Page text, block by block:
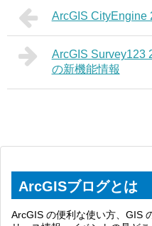
ArcGIS CityEngine
ArcGIS Survey123
の新機能情報
ArcGISブログとは
ArcGIS の便利な使い方、GIS